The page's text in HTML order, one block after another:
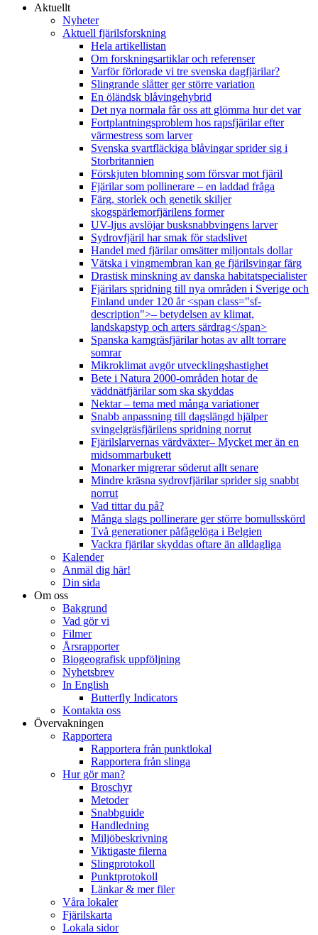
Aktuellt
Nyheter
Aktuell fjärilsforskning
Hela artikellistan
Om forskningsartiklar och referenser
Varför förlorade vi tre svenska dagfjärilar?
Slingrande slåtter ger större variation
En öländsk blåvingehybrid
Det nya normala får oss att glömma hur det var
Fortplantningsproblem hos rapsfjärilar efter
värmestress som larver
Svenska svartfläckiga blåvingar sprider sig i
Storbritannien
Förskjuten blomning som försvar mot fjäril
Fjärilar som pollinerare – en laddad fråga
Färg, storlek och genetik skiljer
skogspärlemorfjärilens former
UV-ljus avslöjar busksnabbvingens larver
Sydrovfjäril har smak för stadslivet
Handel med fjärilar omsätter miljontals dollar
Vätska i vingmembran kan ge fjärilsvingar färg
Drastisk minskning av danska habitatspecialister
Fjärilars spridning till nya områden i Sverige och
Finland under 120 år <span class="sf-
description">– betydelsen av klimat,
landskapstyp och arters särdrag</span>
Spanska kamgräsfjärilar hotas av allt torrare
somrar
Mikroklimat avgör utvecklingshastighet
Bete i Natura 2000-områden hotar de
väddnätfjärilar som ska skyddas
Nektar – tema med många variationer
Snabb anpassning till dagslängd hjälper
svingelgräsfjärilens spridning norrut
Fjärilslarvernas värdväxter– Mycket mer än en
midsommarbukett
Monarker migrerar söderut allt senare
Mindre kräsna sydrovfjärilar sprider sig snabbt
norrut
Vad tittar du på?
Många slags pollinerare ger större bomullsskörd
Två generationer påfågelöga i Belgien
Vackra fjärilar skyddas oftare än alldagliga
Kalender
Anmäl dig här!
Din sida
Om oss
Bakgrund
Vad gör vi
Filmer
Årsrapporter
Biogeografisk uppföljning
Nyhetsbrev
In English
Butterfly Indicators
Kontakta oss
Övervakningen
Rapportera
Rapportera från punktlokal
Rapportera från slinga
Hur gör man?
Broschyr
Metoder
Snabbguide
Handledning
Miljöbeskrivning
Viktigaste filerna
Slingprotokoll
Punktprotokoll
Länkar & mer filer
Våra lokaler
Fjärilskarta
Lokala sidor